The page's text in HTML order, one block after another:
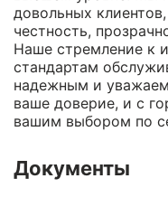
довольных
честность,
Наше стремление к
стандартам
надежным и
ваше доверие, и с
вашим выбором по
Документы